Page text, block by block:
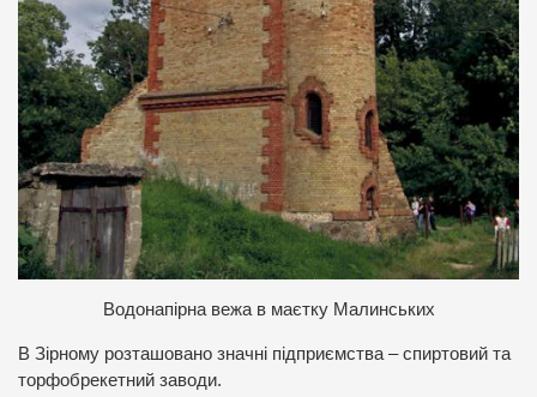
Водонапірна вежа в маєтку Малинських
В Зірному розташовано значні підприємства – спиртовий та
торфобрекетний заводи.